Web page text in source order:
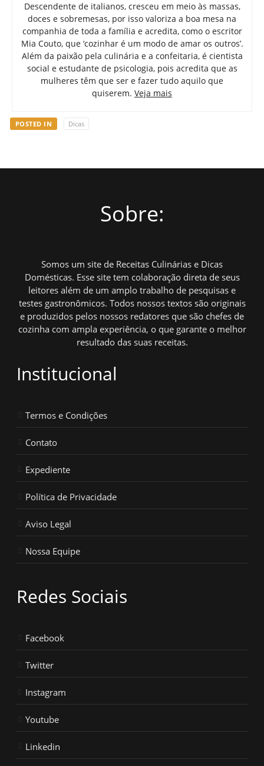
Descendente de italianos, cresceu em meio às massas,
doces e sobremesas, por isso valoriza a boa mesa na
companhia de toda a família e acredita, como o escritor
Mia Couto, que ‘cozinhar é um modo de amar os outros’.
Além da paixão pela culinária e a confeitaria, é cientista
social e estudante de psicologia, pois acredita que as
mulheres têm que ser e fazer tudo aquilo que
quiserem. Veja mais
POSTED IN Dicas
Sobre:
Somos um site de Receitas Culinárias e Dicas
Domésticas. Esse site tem colaboração direta de seus
leitores além de um amplo trabalho de pesquisas e
testes gastronômicos. Todos nossos textos são originais
e produzidos pelos nossos redatores que são chefes de
cozinha com ampla experiência, o que garante o melhor
resultado das suas receitas.
Institucional
Termos e Condições
Contato
Expediente
Política de Privacidade
Aviso Legal
Nossa Equipe
Redes Sociais
Facebook
Twitter
Instagram
Youtube
Linkedin